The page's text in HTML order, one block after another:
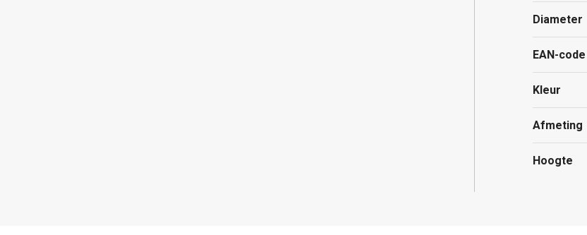
Diameter
EAN-code
Kleur
Afmeting
Hoogte